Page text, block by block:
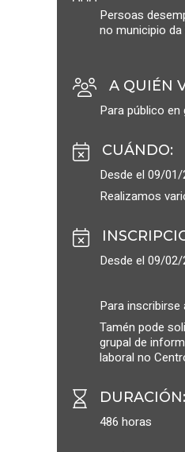
Persoas
no municipio
A QUIÉN
Para público en
CUÁNDO:
Desde el 09/
Realizamos
Desde el 09/
Para
Tamén pode
grupal de
laboral no
DURACIÓN:
486 horas